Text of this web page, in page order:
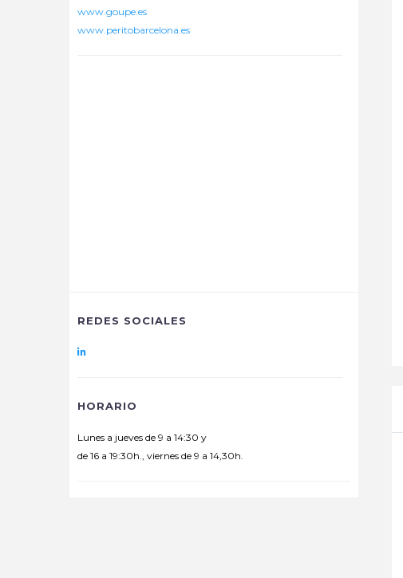
www.goupe.es
www.peritobarcelona.es
REDES SOCIALES
HORARIO
Lunes a jueves de 9 a 14:30 y
de 16 a 19:30h., viernes de 9 a 14,30h.